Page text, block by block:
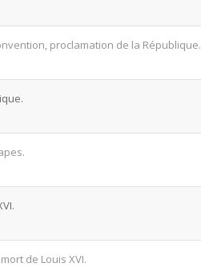
proclamation de la République.
de Louis XVI.